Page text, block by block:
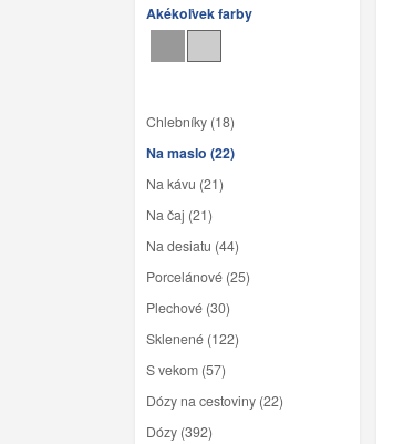
Akékoľvek farby
Chlebníky (18)
Na maslo (22)
Na kávu (21)
Na čaj (21)
Na desiatu (44)
Porcelánové (25)
Plechové (30)
Sklenené (122)
S vekom (57)
Dózy na cestoviny (22)
Dózy (392)